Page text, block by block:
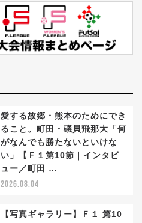
愛する故郷・熊本のためにでき
ること。町田・礒貝飛那大「何
がなんでも勝たないといけな
い」【Ｆ１第10節｜インタビ
ュー／町田 …
2026.08.04
【写真ギャラリー】Ｆ１ 第10